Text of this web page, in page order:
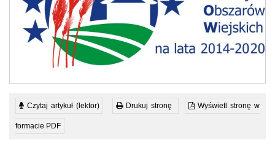
Czytaj artykuł (lektor) Drukuj stronę Wyświetl stronę w
formacie PDF